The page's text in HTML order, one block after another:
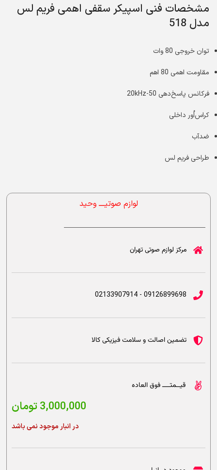
مشخصات فنی اسپیکر سقفی اهمی فریم لس
مدل 518
توان خروجی 80 وات
مقاومت اهمی 80 اهم
فرکانس پاسخ‌دهی 50-20kHz
کراس‌اُور داخلی
ضدآب
طراحی فریم لس
لوازم صوتیــــ وحید
مرکز لوازم صوتی تهران
09126899698 - 02133907914
تضمین اصالت و سلامت فیزیکی کالا
قیــمتــــ فوق العاده
3,000,000تومان
در انبار موجود نمی باشد